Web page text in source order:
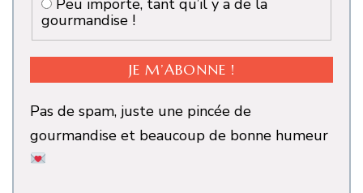
gourmandise !
Pas de spam, juste une pincée de
gourmandise et beaucoup de bonne humeur